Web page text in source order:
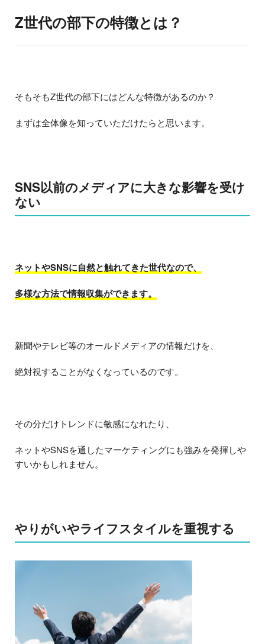
Z世代の部下の特徴とは？
そもそもZ世代の部下にはどんな特徴があるのか？
まずは全体像を知っていただけたらと思います。
SNS以前のメディアに大きな影響を受け
ない
ネットやSNSに自然と触れてきた世代なので、
多様な方法で情報収集ができます。
新聞やテレビ等のオールドメディアの情報だけを、
絶対視することがなくなっているのです。
その分だけトレンドに敏感になれたり、
ネットやSNSを通したマーケティングにも強みを発揮しや
すいかもしれません。
やりがいやライフスタイルを重視する